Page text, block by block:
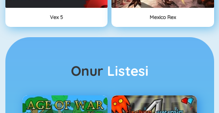
Vex 5 Mexico Rex
Onur Listesi